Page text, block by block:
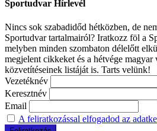
Sportudvar Hírlevél
Nincs sok szabadidőd hétközben, de
Sportudvar tartalmairól? Iratkozz föl a
melyben minden szombaton délelőtt
megjelent cikkeket és a hétvége magyar
közvetítéseinek listáját is. Tarts velünk!
Vezetéknév
Keresztnév
Email
A feliratkozással elfogadod az